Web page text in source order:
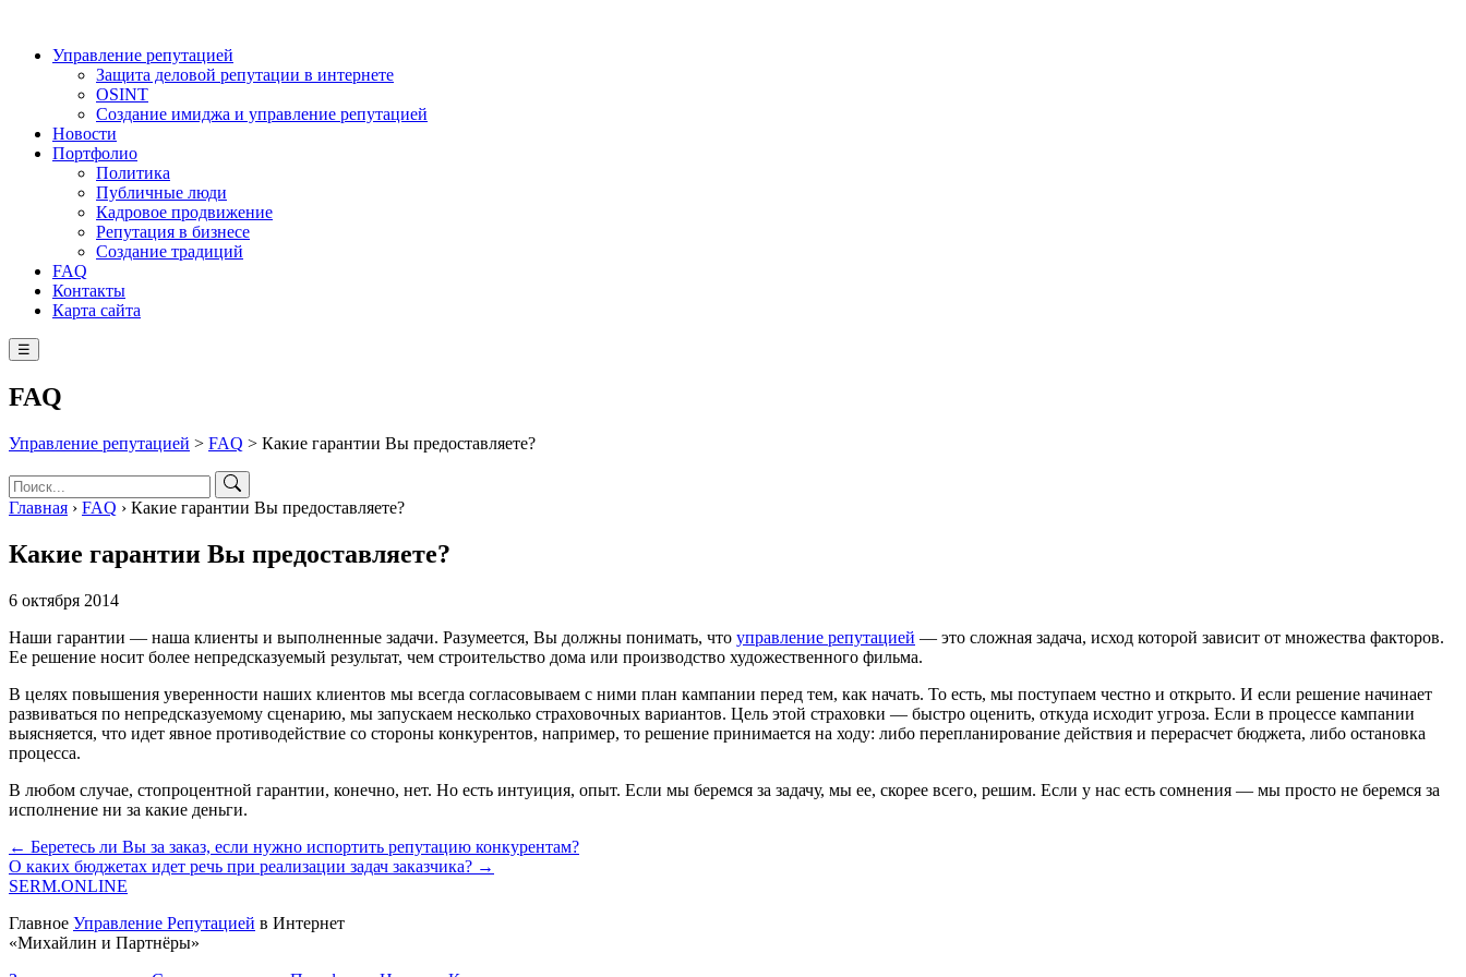
Управление репутацией
Защита деловой репутации в интернете
OSINT
Создание имиджа и управление репутацией
Новости
Портфолио
Политика
Публичные люди
Кадровое продвижение
Репутация в бизнесе
Создание традиций
FAQ
Контакты
Карта сайта
☰
FAQ
Управление репутацией > FAQ > Какие гарантии Вы предоставляете?
Главная › FAQ › Какие гарантии Вы предоставляете?
Какие гарантии Вы предоставляете?
6 октября 2014
Наши гарантии — наша клиенты и выполненные задачи. Разумеется, Вы должны понимать, что управление репутацией — это сложная задача, исход которой зависит от множества факторов.
Ее решение носит более непредсказуемый результат, чем строительство дома или производство художественного фильма.
В целях повышения уверенности наших клиентов мы всегда согласовываем с ними план кампании перед тем, как начать. То есть, мы поступаем честно и открыто. И если решение начинает
развиваться по непредсказуемому сценарию, мы запускаем несколько страховочных вариантов. Цель этой страховки — быстро оценить, откуда исходит угроза. Если в процессе кампании
выясняется, что идет явное противодействие со стороны конкурентов, например, то решение принимается на ходу: либо перепланирование действия и перерасчет бюджета, либо остановка
процесса.
В любом случае, стопроцентной гарантии, конечно, нет. Но есть интуиция, опыт. Если мы беремся за задачу, мы ее, скорее всего, решим. Если у нас есть сомнения — мы просто не беремся за
исполнение ни за какие деньги.
← Беретесь ли Вы за заказ, если нужно испортить репутацию конкурентам?
О каких бюджетах идет речь при реализации задач заказчика? →
SERM.ONLINE
Главное Управление Репутацией в Интернет
«Михайлин и Партнёры»